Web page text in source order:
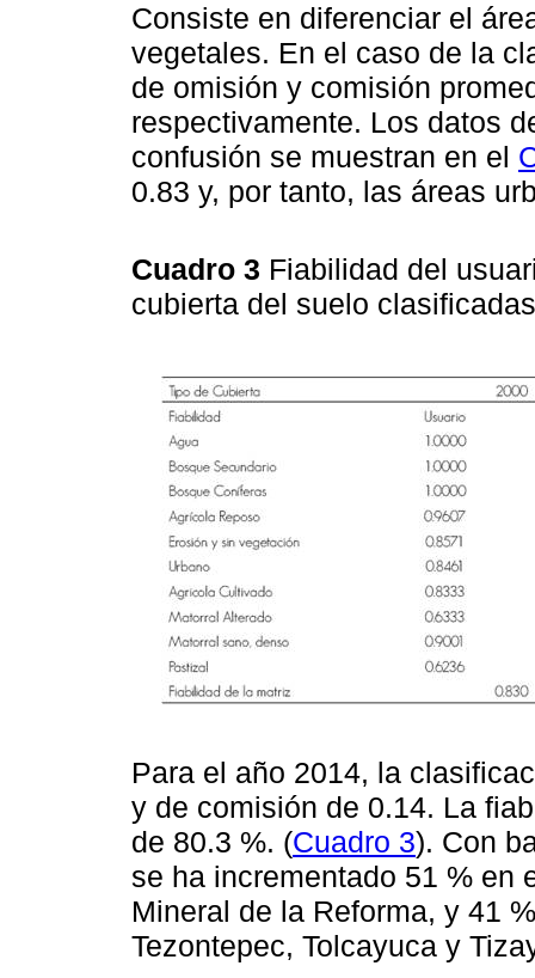
Consiste en diferenciar el
vegetales. En el caso de la
de omisión y comisión
respectivamente. Los datos
confusión se muestran en el
0.83 y, por tanto, las áreas
Cuadro 3 Fiabilidad del
cubierta del suelo
Para el año 2014, la
y de comisión de 0.14. La
de 80.3 %. (Cuadro 3). Con
se ha incrementado 51 % en
Mineral de la Reforma, y 41
Tezontepec, Tolcayuca y